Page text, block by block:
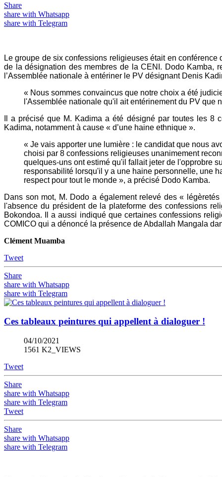
Share
share with Whatsapp
share with Telegram
Le groupe de six confessions religieuses était en
de la désignation des membres de la CENI. Dodo Kamba,
l’Assemblée nationale à entériner le PV désignant Denis
« Nous sommes convaincus que notre choix a été
l'Assemblée nationale qu'il ait entérinement du PV que
Il a précisé que M. Kadima a été désigné par toutes les 8
Kadima, notamment à cause « d’une haine ethnique ».
« Je vais apporter une lumière : le candidat que nous
choisi par 8 confessions religieuses unanimement
quelques-uns ont estimé qu'il fallait jeter de l'opprobre
responsabilité lorsqu'il y a une haine personnelle, une
respect pour tout le monde », a précisé Dodo Kamba.
Dans son mot, M. Dodo a également relevé des «
l'absence du président de la plateforme des confessions
Bokondoa. Il a aussi indiqué que certaines confessions
COMICO qui a dénoncé la présence de Abdallah Mangala
Clément Muamba
Tweet
Share
share with Whatsapp
share with Telegram
Ces tableaux peintures qui appellent à dialoguer !
04/10/2021
1561 K2_VIEWS
Tweet
Share
share with Whatsapp
share with Telegram
Tweet
Share
share with Whatsapp
share with Telegram